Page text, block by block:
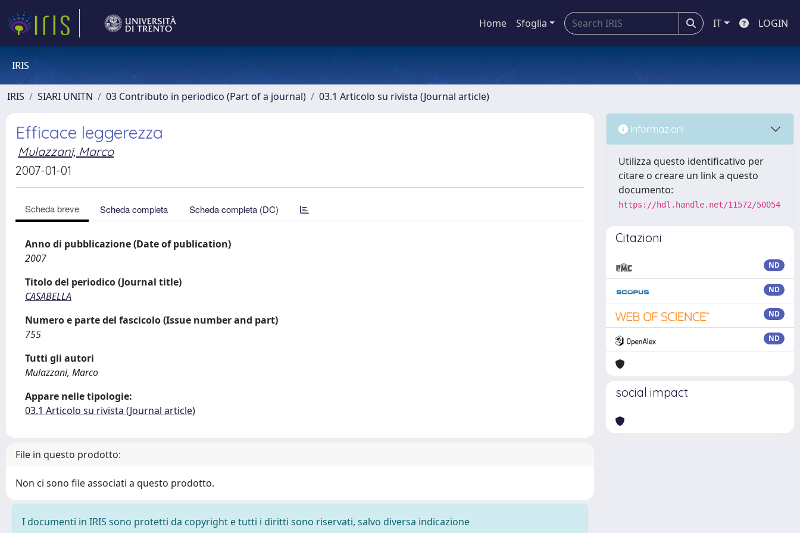
Home Sfoglia IT LOGIN
IRIS
IRIS SIARI UNITN 03 Contributo in periodico (Part of a journal) 03.1 Articolo su rivista (Journal article)
Efficace leggerezza
Mulazzani, Marco
2007-01-01
Scheda breve Scheda completa Scheda completa (DC)
Anno di pubblicazione (Date of publication)
2007
Titolo del periodico (Journal title)
CASABELLA
Numero e parte del fascicolo (Issue number and part)
755
Tutti gli autori
Mulazzani, Marco
Appare nelle tipologie:
03.1 Articolo su rivista (Journal article)
File in questo prodotto:
Non ci sono file associati a questo prodotto.
I documenti in IRIS sono protetti da copyright e tutti i diritti sono riservati, salvo diversa indicazione
Informazioni
Utilizza questo identificativo per
citare o creare un link a questo
documento:
https://hdl.handle.net/11572/50054
Citazioni
ND
ND
ND
ND
social impact